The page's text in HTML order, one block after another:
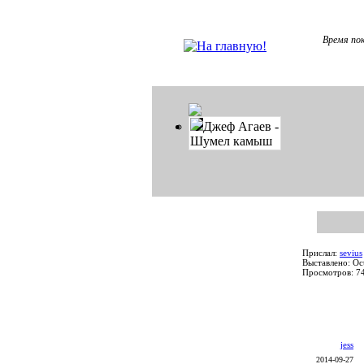
Время
Джеф Агаев -
Шумел камыш
Прислал: sevius
Выставлено:
Просмотров:
jess
2014-09-27